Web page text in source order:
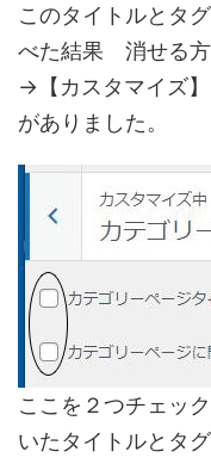
このタイトルとタ
べた結果 消せる方
→【カスタマイズ
がありました。
ここを２つチェッ
いたタイトルとタ